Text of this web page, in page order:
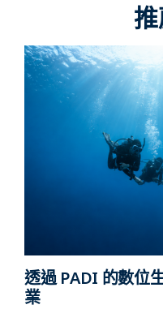
透過 PADI 的數位
業